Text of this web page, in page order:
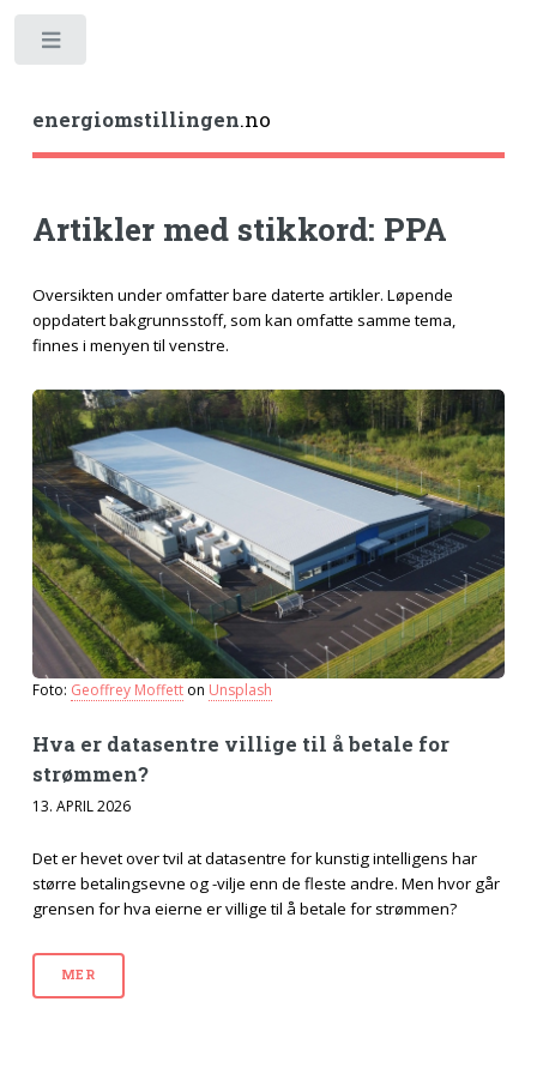
energiomstillingen.no
Artikler med stikkord: PPA
Oversikten under omfatter bare daterte artikler. Løpende
oppdatert bakgrunnsstoff, som kan omfatte samme tema,
finnes i menyen til venstre.
Foto: Geoffrey Moffetton Unsplash
Hva er datasentre villige til å betale for
strømmen?
13. APRIL 2026
Det er hevet over tvil at datasentre for kunstig intelligens har
større betalingsevne og -vilje enn de fleste andre. Men hvor går
grensen for hva eierne er villige til å betale for strømmen?
MER